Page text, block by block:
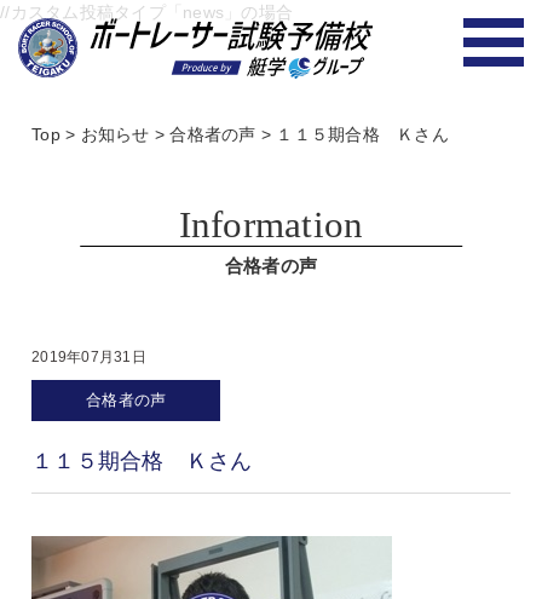
//カスタム投稿タイプ「news」の場合
Top> お知らせ >合格者の声 > １１５期合格 Ｋさん
Information
合格者の声
2019年07月31日
合格者の声
１１５期合格 Ｋさん